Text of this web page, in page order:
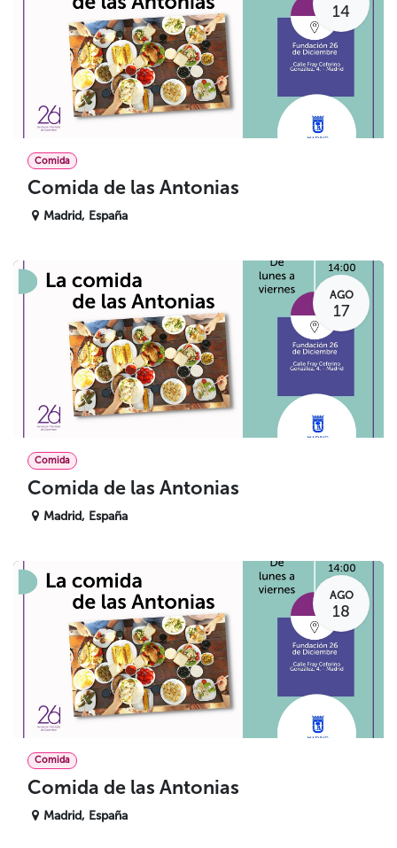
14
Comida
Comida de las Antonias
Madrid, España
AGO
17
Comida
Comida de las Antonias
Madrid, España
AGO
18
Comida
Comida de las Antonias
Madrid, España